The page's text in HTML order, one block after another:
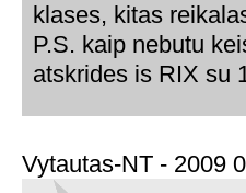
klases, kitas
P.S. kaip nebutu
atskrides is RIX su
Vytautas-NT - 2009